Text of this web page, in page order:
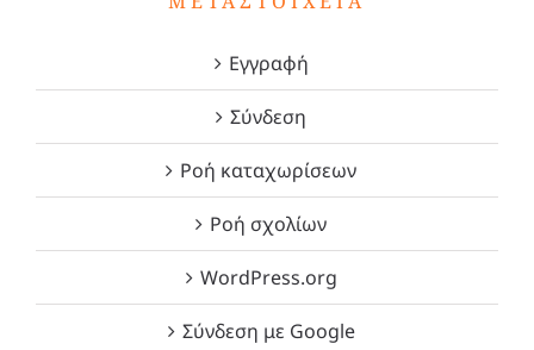
Εγγραφή
Σύνδεση
Ροή καταχωρίσεων
Ροή σχολίων
WordPress.org
Σύνδεση με Google